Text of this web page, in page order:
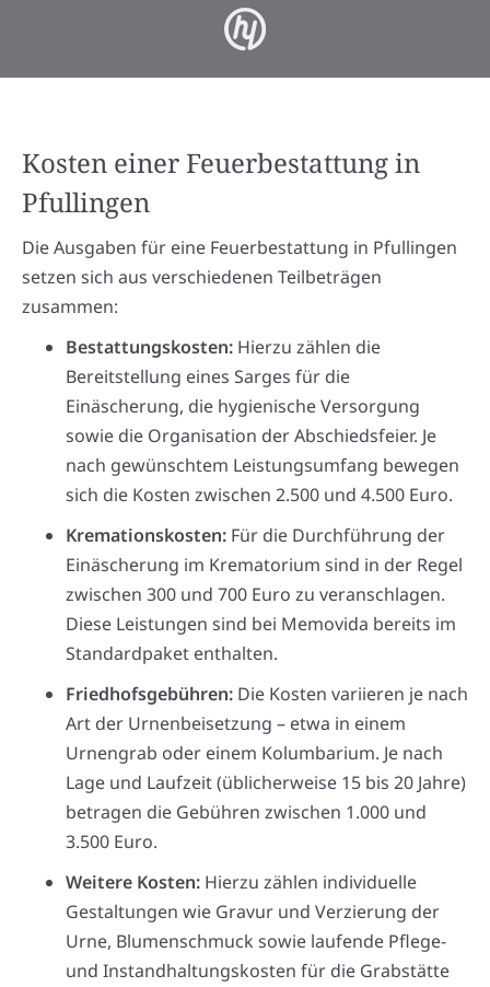
Kosten einer Feuerbestattung in
Pfullingen
Die Ausgaben für eine Feuerbestattung in Pfullingen
setzen sich aus verschiedenen Teilbeträgen
zusammen:
Bestattungskosten: Hierzu zählen die
Bereitstellung eines Sarges für die
Einäscherung, die hygienische Versorgung
sowie die Organisation der Abschiedsfeier. Je
nach gewünschtem Leistungsumfang bewegen
sich die Kosten zwischen 2.500 und 4.500 Euro.
Kremationskosten: Für die Durchführung der
Einäscherung im Krematorium sind in der Regel
zwischen 300 und 700 Euro zu veranschlagen.
Diese Leistungen sind bei Memovida bereits im
Standardpaket enthalten.
Friedhofsgebühren: Die Kosten variieren je nach
Art der Urnenbeisetzung – etwa in einem
Urnengrab oder einem Kolumbarium. Je nach
Lage und Laufzeit (üblicherweise 15 bis 20 Jahre)
betragen die Gebühren zwischen 1.000 und
3.500 Euro.
Weitere Kosten: Hierzu zählen individuelle
Gestaltungen wie Gravur und Verzierung der
Urne, Blumenschmuck sowie laufende Pflege-
und Instandhaltungskosten für die Grabstätte